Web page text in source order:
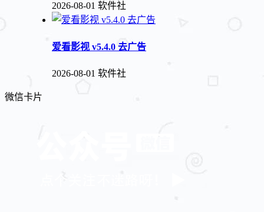
2026-08-01 软件社
爱看影视 v5.4.0 去广告
2026-08-01 软件社
微信卡片